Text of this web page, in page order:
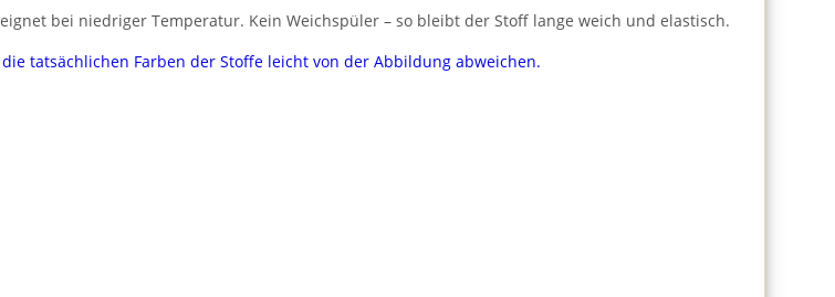
bei niedriger Temperatur. Kein Weichspüler – so bleibt der Stoff lange weich und elastisch.
tatsächlichen Farben der Stoffe leicht von der Abbildung abweichen.